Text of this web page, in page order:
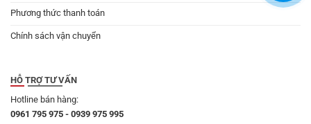
Phương thức thanh toán
Chính sách vận chuyển
HỖ TRỢ TƯ VẤN
Hotline bán hàng:
0961 795 975 - 0939 975 995